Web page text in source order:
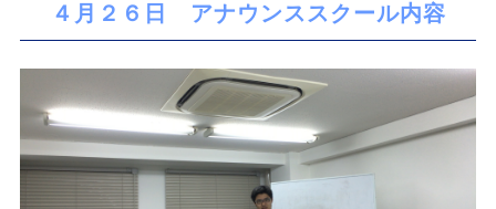
４月２６日 アナウンススクール内容